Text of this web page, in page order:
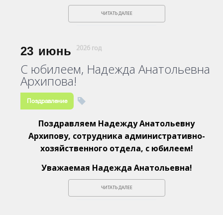
ЧИТАТЬ ДАЛЕЕ
23 июнь 2026 год
С юбилеем, Надежда Анатольевна
Архипова!
Поздравление
Поздравляем Надежду Анатольевну
Архипову, сотрудника административно-
хозяйственного отдела, с юбилеем!
Уважаемая Надежда Анатольевна!
ЧИТАТЬ ДАЛЕЕ